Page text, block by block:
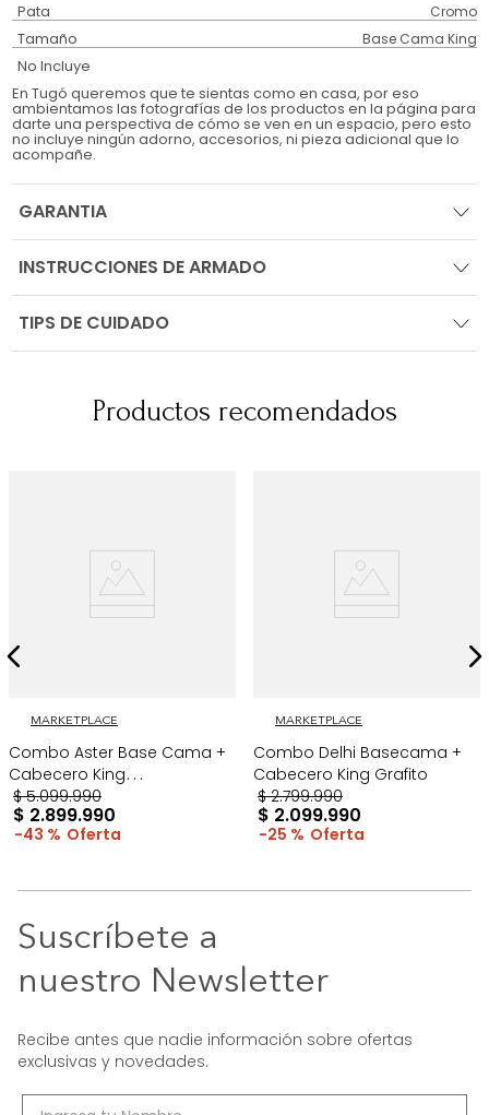
Pata Cromo
Tamaño Base Cama King
No Incluye
En Tugó queremos que te sientas como en casa, por eso
ambientamos las fotografías de los productos en la página para
darte una perspectiva de cómo se ven en un espacio, pero esto
no incluye ningún adorno, accesorios, ni pieza adicional que lo
acompañe.
GARANTIA
INSTRUCCIONES DE ARMADO
TIPS DE CUIDADO
Productos recomendados
MARKETPLACE
Combo Aster Base Cama +
Cabecero King
Taupe/Madera
$ 5.099.990
$ 2.899.990
43 %
MARKETPLACE
Combo Delhi Basecama +
Cabecero King Grafito
$ 2.799.990
$ 2.099.990
25 %
Suscríbete a
nuestro Newsletter
Recibe antes que nadie información sobre ofertas
exclusivas y novedades.